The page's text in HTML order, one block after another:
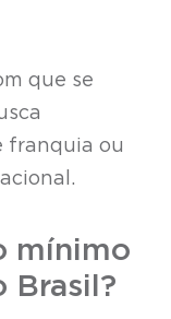
que se
franquia ou
mínimo
Brasil?